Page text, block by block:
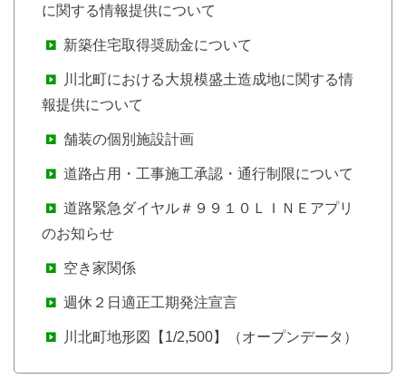
に関する情報提供について
新築住宅取得奨励金について
川北町における大規模盛土造成地に関する情
報提供について
舗装の個別施設計画
道路占用・工事施工承認・通行制限について
道路緊急ダイヤル＃９９１０ＬＩＮＥアプリ
のお知らせ
空き家関係
週休２日適正工期発注宣言
川北町地形図【1/2,500】（オープンデータ）